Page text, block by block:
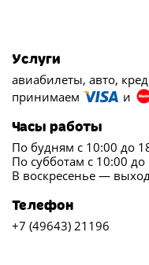
Услуги
авиабилеты, авто,
принимаем
и
Часы работы
По будням с 10:00 до
По субботам с 10:00 до
В воскресенье —
Телефон
+7 (49643) 21196